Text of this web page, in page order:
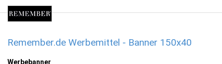
Remember.de Werbemittel - Banner 150x40
Werbebanner